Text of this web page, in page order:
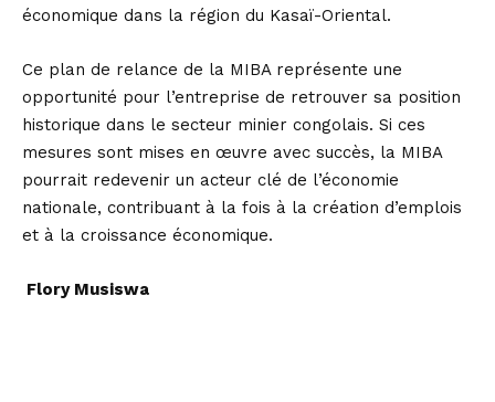
économique dans la région du Kasaï-Oriental.
Ce plan de relance de la MIBA représente une
opportunité pour l’entreprise de retrouver sa position
historique dans le secteur minier congolais. Si ces
mesures sont mises en œuvre avec succès, la MIBA
pourrait redevenir un acteur clé de l’économie
nationale, contribuant à la fois à la création d’emplois
et à la croissance économique.
Flory Musiswa